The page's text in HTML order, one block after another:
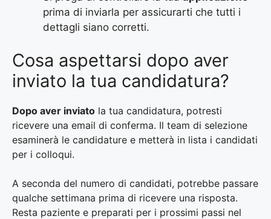
prima di inviarla per assicurarti che tutti i
dettagli siano corretti.
Cosa aspettarsi dopo aver
inviato la tua candidatura?
Dopo aver inviato la tua candidatura, potresti
ricevere una email di conferma. Il team di selezione
esaminerà le candidature e metterà in lista i candidati
per i colloqui.
A seconda del numero di candidati, potrebbe passare
qualche settimana prima di ricevere una risposta.
Resta paziente e preparati per i prossimi passi nel